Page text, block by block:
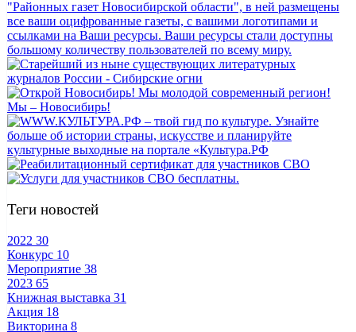
Теги новостей
2022 30
Конкурс 10
Мероприятие 38
2023 65
Книжная выставка 31
Акция 18
Викторина 8